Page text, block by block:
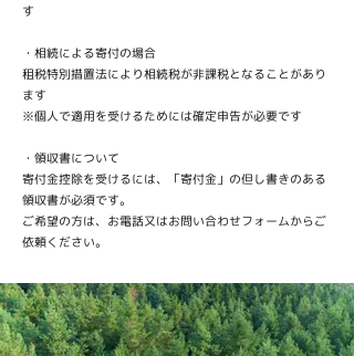
す
・相続による寄付の場合
租税特別措置法により相続税が非課税となることがあり
ます
※個人で適用を受けるためには確定申告が必要です
・領収書について
寄付金控除を受けるには、「寄付金」の但し書きのある
領収書が必須です。
ご希望の方は、お電話又はお問い合わせフォームからご
依頼ください。